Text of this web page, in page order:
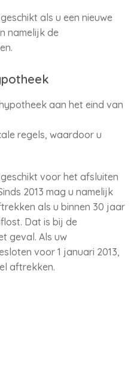
als u een nieuwe
namelijk de
aan het eind van
regels, waardoor u
voor het afsluiten
2013 mag u namelijk
als u binnen 30 jaar
Dat is bij de
geval. Als uw
voor 1 januari 2013,
aftrekken.